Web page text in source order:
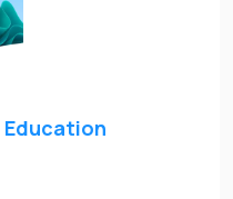
Education